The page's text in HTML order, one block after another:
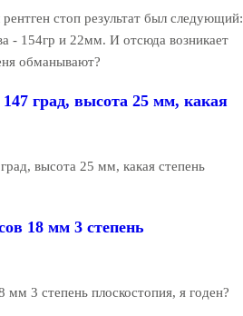
стоп результат был следующий:
- 154гр и 22мм. И отсюда возникает
обманывают?
147 град, высота 25 мм, какая
высота 25 мм, какая степень
18 мм 3 степень
мм 3 степень плоскостопия, я годен?